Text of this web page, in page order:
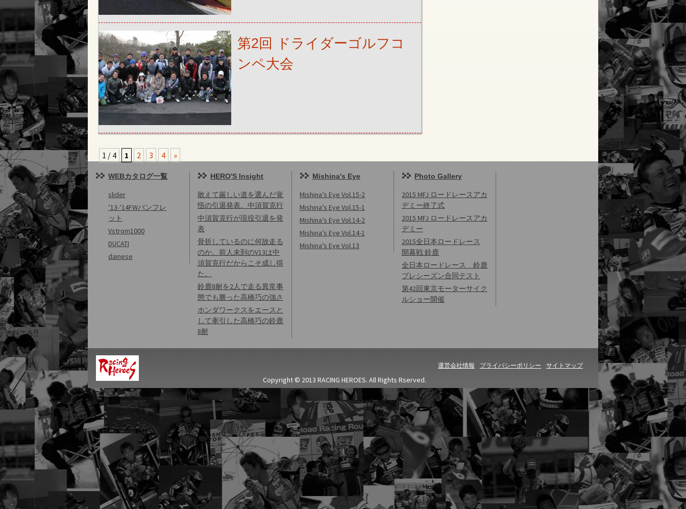
第2回 ドライダーゴルフコ
ンペ大会
1 / 4 1 2 3 4 »
WEBカタログ一覧
slider
’13-’14FWパンフレ
ット
Vstrom1000
DUCATI
dainese
HERO'S Insight
敢えて厳しい道を選んだ覚
悟の引退発表。中須賀克行
中須賀克行が現役引退を発
表
骨折しているのに何故走る
のか。前人未到のV13は中
須賀克行だからこそ成し得
た。
鈴鹿8耐を2人で走る異常事
態でも勝った高橋巧の強さ
ホンダワークスをエースと
して牽引した高橋巧の鈴鹿
8耐
Mishina's Eye
Mishina’s Eye Vol.15-2
Mishina’s Eye Vol.15-1
Mishina’s Eye Vol.14-2
Mishina’s Eye Vol.14-1
Mishina’s Eye Vol.13
Photo Gallery
2015 MFJ ロードレースアカ
デミー終了式
2015 MFJ ロードレースアカ
デミー
2015全日本ロードレース
開幕戦 鈴鹿
全日本ロードレース 鈴鹿
プレシーズン合同テスト
第42回東京モーターサイク
ルショー開催
運営会社情報 プライバシーポリシー サイトマップ
Copyright © 2013 RACING HEROES. All Rights Rserved.